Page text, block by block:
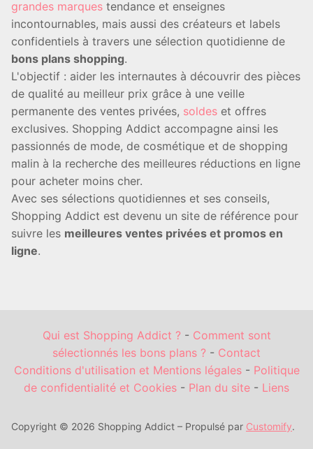
grandes marques tendance et enseignes
incontournables, mais aussi des créateurs et labels
confidentiels à travers une sélection quotidienne de
bons plans shopping.
L'objectif : aider les internautes à découvrir des pièces
de qualité au meilleur prix grâce à une veille
permanente des ventes privées, soldes et offres
exclusives. Shopping Addict accompagne ainsi les
passionnés de mode, de cosmétique et de shopping
malin à la recherche des meilleures réductions en ligne
pour acheter moins cher.
Avec ses sélections quotidiennes et ses conseils,
Shopping Addict est devenu un site de référence pour
suivre les meilleures ventes privées et promos en
ligne.
Qui est Shopping Addict ?- Comment sont
sélectionnés les bons plans ? - Contact
Conditions d'utilisation et Mentions légales- Politique
de confidentialité et Cookies - Plan du site - Liens
Copyright © 2026 Shopping Addict – Propulsé par Customify.